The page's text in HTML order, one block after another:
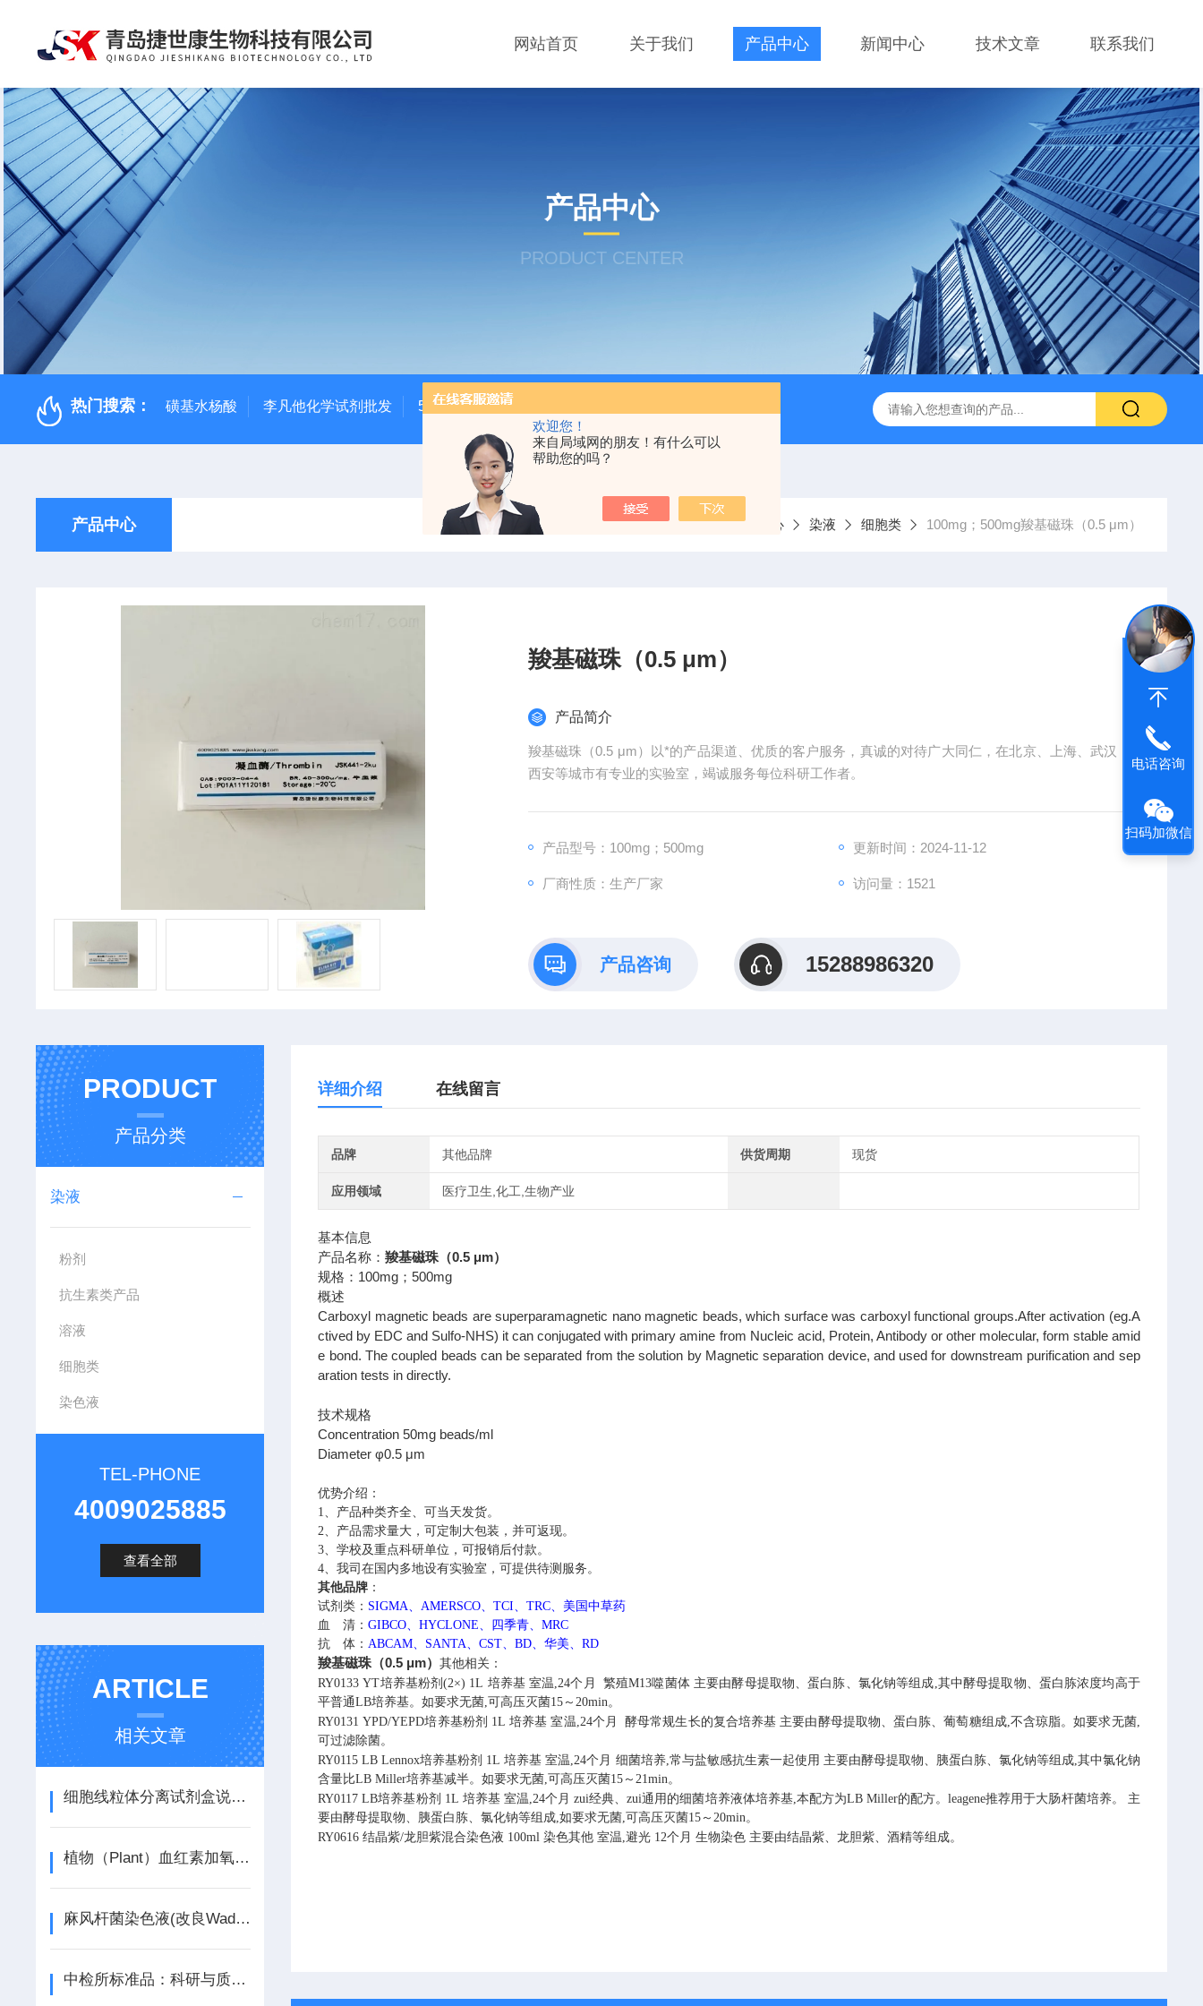
欢迎您！
来自局域网的朋友！有什么可以
帮助您的吗？
网站首页 关于我们 产品中心 新闻中心 技术文章 联系我们
产品中心
PRODUCT CENTER
热门搜索： 磺基水杨酸 李凡他化学试剂批发 500次MTS细胞增殖与细胞毒性检测试剂盒 48t/96t国产ELISA试剂盒,免费代测
产品中心 当前位置： 首页 产品中心 染液 细胞类 100mg；500mg羧基磁珠（0.5 μm）
羧基磁珠（0.5 μm）
产品简介
羧基磁珠（0.5 μm）以*的产品渠道、优质的客户服务，真诚的对待广大同仁，在北京、上海、武汉，
西安等城市有专业的实验室，竭诚服务每位科研工作者。
产品型号：100mg；500mg 更新时间：2024-11-12
厂商性质：生产厂家 访问量：1521
产品咨询 15288986320
详细介绍 在线留言
品牌 其他品牌 供货周期 现货
应用领域 医疗卫生,化工,生物产业
基本信息
产品名称：羧基磁珠（0.5 μm）
规格：100mg；500mg
概述
Carboxyl magnetic beads are superparamagnetic nano magnetic beads, which surface was carboxyl functional groups.After activation (eg.A
ctived by EDC and Sulfo-NHS) it can conjugated with primary amine from Nucleic acid, Protein, Antibody or other molecular, form stable amid
e bond. The coupled beads can be separated from the solution by Magnetic separation device, and used for downstream purification and sep
aration tests in directly.
技术规格
Concentration 50mg beads/ml
Diameter φ0.5 μm
优势介绍：
1、 产品种类齐全、可当天发货。
2、 产品需求量大，可定制大包装，并可返现。
3、学校及重点科研单位，可报销后付款。
4、我司在国内多地设有实验室，可提供待测服务。
其他品牌 ：
试剂类： SIGMA、AMERSCO、TCI、TRC、美国中草药
血 清：GIBCO、HYCLONE、四季青、MRC
抗 体：ABCAM、SANTA、CST、BD、华美、RD
羧基磁珠（0.5 μm）其他相关：
RY0133 YT培养基粉剂(2×) 1L 培养基 室温,24个月 繁殖M13噬菌体 主要由酵母提取物、蛋白胨、氯化钠等组成,其中酵母提取物、蛋白胨浓度均高于
平普通LB培养基。如要求无菌,可高压灭菌15～20min。
RY0131 YPD/YEPD培养基粉剂 1L 培养基 室温,24个月 酵母常规生长的复合培养基 主要由酵母提取物、蛋白胨、葡萄糖组成,不含琼脂。如要求无菌,
可过滤除菌。
RY0115 LB Lennox培养基粉剂 1L 培养基 室温,24个月 细菌培养,常与盐敏感抗生素一起使用 主要由酵母提取物、胰蛋白胨、氯化钠等组成,其中氯化钠
含量比LB Miller培养基减半。如要求无菌,可高压灭菌15～21min。
RY0117 LB培养基粉剂 1L 培养基 室温,24个月 zui经典、zui通用的细菌培养液体培养基,本配方为LB Miller的配方。leagene推荐用于大肠杆菌培养。
主
要由酵母提取物、胰蛋白胨、氯化钠等组成,如要求无菌,可高压灭菌15～20min。
RY0616 结晶紫/龙胆紫混合染色液 100ml 染色其他 室温,避光 12个月 生物染色 主要由结晶紫、龙胆紫、酒精等组成。
PRODUCT
产品分类
染液
粉剂
抗生素类产品
溶液
细胞类
染色液
TEL-PHONE
4009025885
查看全部
ARTICLE
相关文章
细胞线粒体分离试剂盒说明书
植物（Plant）血红素加氧酶（HO） ELISA检测试剂盒说明书
麻风杆菌染色液(改良Wade-Fite 法)说明书
中检所标准品：科研与质量控制的“黄金标尺”
电话咨询
扫码加微信